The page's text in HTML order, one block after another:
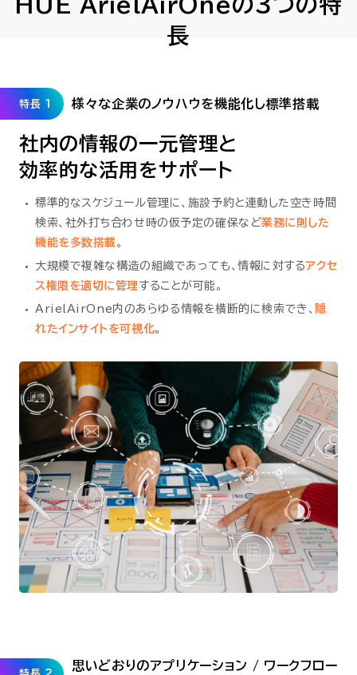
長
特長 1 様々な企業のノウハウを機能化し標準搭載
社内の情報の一元管理と
効率的な活用をサポート
標準的なスケジュール管理に、施設予約と連動した空き時間
検索、社外打ち合わせ時の仮予定の確保など業務に則した
機能を多数搭載。
大規模で複雑な構造の組織であっても、情報に対するアクセ
ス権限を適切に管理 することが可能。
ArielAirOne内のあらゆる情報を横断的に検索でき、 隠
れたインサイトを可視化。
思いどおりのアプリケーション / ワークフロー